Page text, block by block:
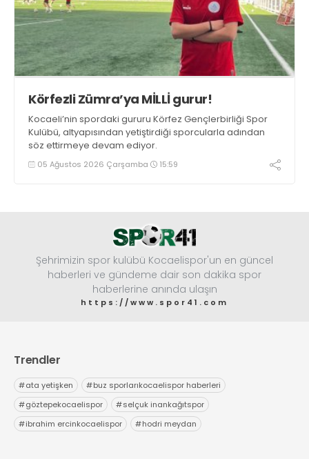
Körfezli Zümra’ya MİLLİ gurur!
Kocaeli’nin spordaki gururu Körfez Gençlerbirliği Spor
Kulübü, altyapısından yetiştirdiği sporcularla adından
söz ettirmeye devam ediyor.
05 Ağustos 2026 Çarşamba 15:59
Şehrimizin spor kulübü Kocaelispor'un en güncel
haberleri ve gündeme dair son dakika spor
haberlerine anında ulaşın
https://www.spor41.com
Trendler
#ata yetişken #buz sporlarıkocaelispor haberleri
#göztepekocaelispor #selçuk inankağıtspor
#ibrahim ercinkocaelispor #hodri meydan